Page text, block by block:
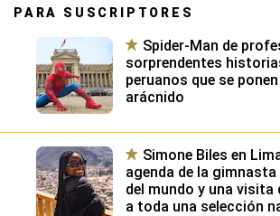
PARA SUSCRIPTORES
Spider-Man de
sorprendentes
peruanos que se
arácnido
Simone Biles en
agenda de la
del mundo y una visita
a toda una selección